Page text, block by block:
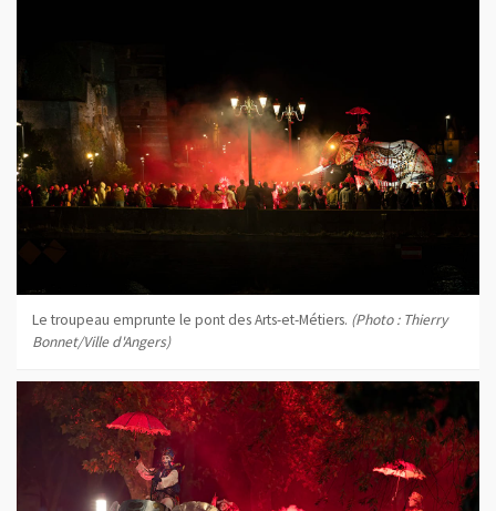
Le troupeau emprunte le pont des Arts-et-Métiers. (Photo : Thierry
Bonnet/Ville d'Angers)